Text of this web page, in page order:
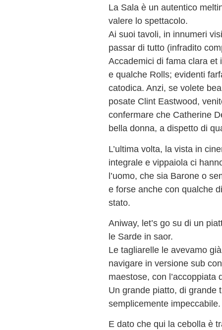
La Sala è un autentico
valere lo spettacolo.
Ai suoi tavoli, in innumeri
passar di tutto (infradito
Accademici di fama clara et
e qualche Rolls; evidenti
catodica. Anzi, se volete
posate Clint Eastwood,
confermare che Catherine
bella donna, a dispetto di
L’ultima volta, la vista in
integrale e vippaiola ci
l’uomo, che sia Barone o
e forse anche con qualche
stato.
Aniway, let’s go su di un
le Sarde in saor.
Le tagliarelle le avevamo
navigare in versione sub
maestose, con
Un grande piatto, di grande
semplicemente impeccabile.
E dato che qui la cebolla è